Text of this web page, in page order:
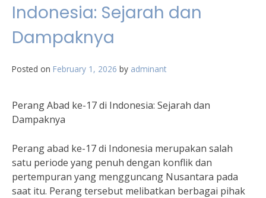
Indonesia: Sejarah dan
Dampaknya
Posted on February 1, 2026 by adminant
Perang Abad ke-17 di Indonesia: Sejarah dan
Dampaknya
Perang abad ke-17 di Indonesia merupakan salah
satu periode yang penuh dengan konflik dan
pertempuran yang mengguncang Nusantara pada
saat itu. Perang tersebut melibatkan berbagai pihak